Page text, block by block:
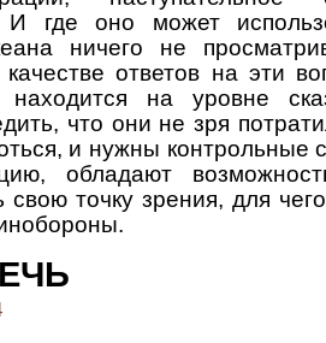
И где оно может
ничего не
качестве ответов на эти
находится на уровне
что они не зря
и нужны контрольные
обладают
свою точку зрения, для